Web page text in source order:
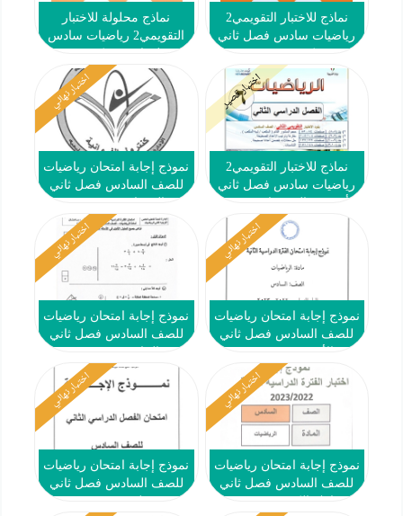
نماذج للاختبار التقويمي2
رياضيات سادس فصل ثاني
نماذج محلولة للاختبار
التقويمي2 رياضيات سادس
2025
اختبار قصير
نماذج للاختبار التقويمي2
رياضيات سادس فصل ثاني
2024
اختبار نهائي
نموذج إجابة امتحان رياضيات
للصف السادس فصل ثاني
اختبار نهائي
نموذج إجابة امتحان رياضيات
للصف السادس فصل ثاني
اختبار نهائي
نموذج إجابة امتحان رياضيات
للصف السادس فصل ثاني
اختبار نهائي
نموذج إجابة امتحان رياضيات
للصف السادس فصل ثاني
اختبار نهائي
نموذج إجابة امتحان رياضيات
للصف السادس فصل ثاني